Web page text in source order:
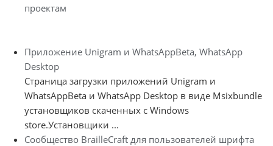
проектам
Приложение Unigram и WhatsAppBeta, WhatsApp
Desktop
Страница загрузки приложений Unigram и
WhatsAppBeta и WhatsApp Desktop в виде Msixbundle
установщиков скаченных с Windows
store.Установщики ...
Сообщество BrailleCraft для пользователей шрифта